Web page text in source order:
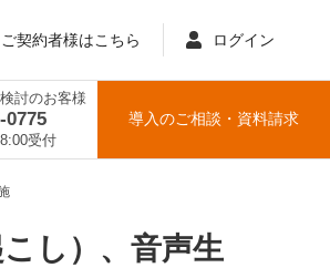
ご契約者様はこちら ログイン
討のお客様
0775
受付
導入のご相談 ・ 資料請求
し）、音声生